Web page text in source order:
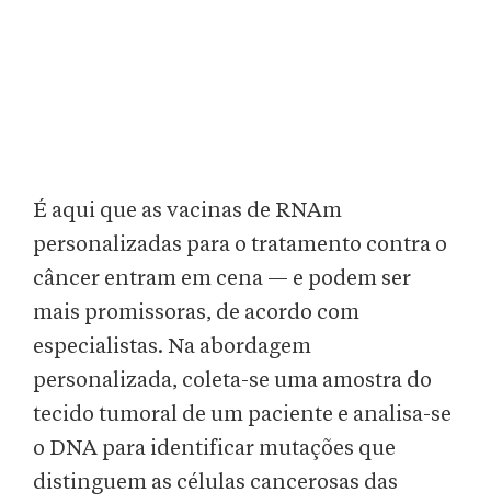
É aqui que as vacinas de RNAm
personalizadas para o tratamento contra o
câncer entram em cena — e podem ser
mais promissoras, de acordo com
especialistas. Na abordagem
personalizada, coleta-se uma amostra do
tecido tumoral de um paciente e analisa-se
o DNA para identificar mutações que
distinguem as células cancerosas das